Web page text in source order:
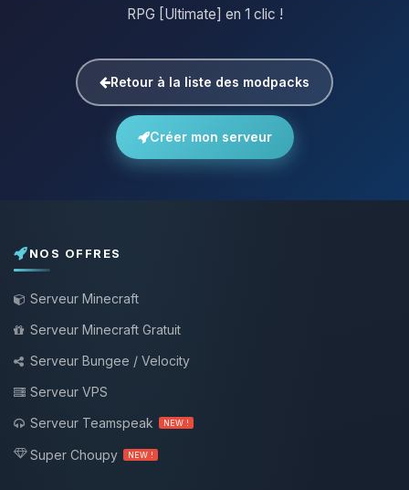
RPG [Ultimate] en 1 clic !
Retour à la liste des modpacks
Créer mon serveur
NOS OFFRES
Serveur Minecraft
Serveur Minecraft Gratuit
Serveur Bungee / Velocity
Serveur VPS
Serveur Teamspeak
NEW !
Super Choupy NEW !